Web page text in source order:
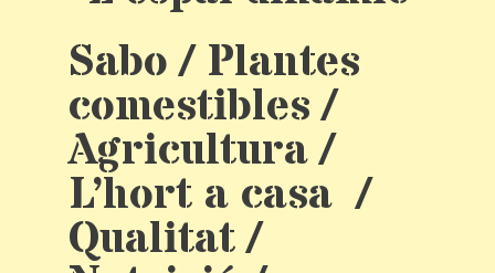
Sabo / Plantes
comestibles /
Agricultura /
L’hort a casa /
Qualitat /